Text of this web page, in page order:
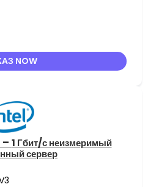
NOW
– 1 Гбит/с неизмеримый
сервер